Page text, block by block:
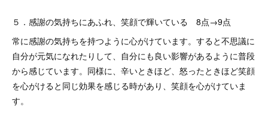
５．感謝の気持ちにあふれ、笑顔で輝いている 8点→9点
常に感謝の気持ちを持つように心がけています。すると不思議に
自分が元気になれたりして、自分にも良い影響があるように普段
から感じています。同様に、辛いときほど、怒ったときほど笑顔
を心がけると同じ効果を感じる時があり、笑顔を心がけていま
す。